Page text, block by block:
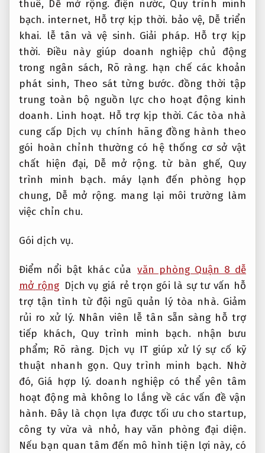
thuê, Dễ mở rộng. điện nước, Quy trình minh
bạch. internet, Hỗ trợ kịp thời. bảo vệ, Dễ triển
khai. lễ tân và vệ sinh. Giải pháp. Hỗ trợ kịp
thời. Điều này giúp doanh nghiệp chủ động
trong ngân sách, Rõ ràng. hạn chế các khoản
phát sinh, Theo sát từng bước. đồng thời tập
trung toàn bộ nguồn lực cho hoạt động kinh
doanh. Linh hoạt. Hỗ trợ kịp thời. Các tòa nhà
cung cấp Dịch vụ chính hãng đồng hành theo
gói hoàn chỉnh thường có hệ thống cơ sở vật
chất hiện đại,
Dễ mở rộng. từ bàn ghế, Quy
trình minh bạch. máy lạnh đến phòng họp
chung, Dễ mở rộng. mang lại môi trường làm
việc chỉn chu.
Gói dịch vụ.
Điểm nổi bật khác của văn phòng Quận 8 dễ
mở rộng Dịch vụ giá rẻ trọn gói là sự tư vấn hỗ
trợ tận tình từ đội ngũ quản lý tòa nhà. Giảm
rủi ro xử lý. Nhân viên lễ tân sẵn sàng hỗ trợ
tiếp khách, Quy trình minh bạch. nhận bưu
phẩm; Rõ ràng. Dịch vụ IT giúp xử lý sự cố kỹ
thuật nhanh gọn. Quy trình minh bạch. Nhờ
đó, Giá hợp lý. doanh nghiệp có thể yên tâm
hoạt động mà không lo lắng về các vấn đề vận
hành. Đây là chọn lựa được tối ưu cho startup,
công ty vừa và nhỏ, hay văn phòng đại diện.
Nếu bạn quan tâm đến mô hình tiện lợi này, có